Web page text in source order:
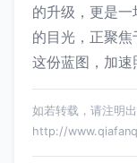
的升级，更是
的目光，正聚
这份蓝图，加速
如若转载，请注明出
http://